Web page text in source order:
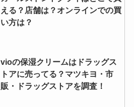
える？店舗は？オンラインでの買
い方は？
vioの保湿クリームはドラッグス
トアに売ってる？マツキヨ・市
販・ドラッグストアを調査！